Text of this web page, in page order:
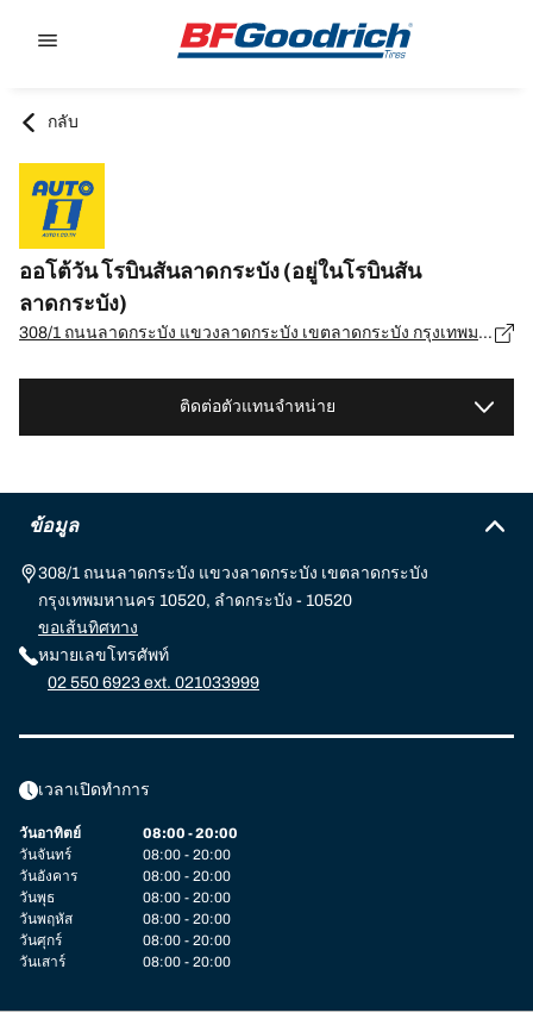
กลับ
ออโต้วัน โรบินสันลาดกระบัง (อยู่ในโรบินสัน
ลาดกระบัง)
308/1 ถนนลาดกระบัง แขวงลาดกระบัง เขตลาดกระบัง กรุงเทพมหานคร 10520, ลำดกระบัง - 10520
ติดต่อตัวแทนจำหน่าย
ข้อมูล
308/1 ถนนลาดกระบัง แขวงลาดกระบัง เขตลาดกระบัง
กรุงเทพมหานคร 10520, ลำดกระบัง - 10520
ขอเส้นทิศทาง
หมายเลขโทรศัพท์
02 550 6923 ext. 021033999
เวลาเปิดทำการ
วันอาทิตย์
08:00 - 20:00
วันจันทร์
08:00 - 20:00
วันอังคาร
08:00 - 20:00
วันพุธ
08:00 - 20:00
วันพฤหัส
08:00 - 20:00
วันศุกร์
08:00 - 20:00
วันเสาร์
08:00 - 20:00